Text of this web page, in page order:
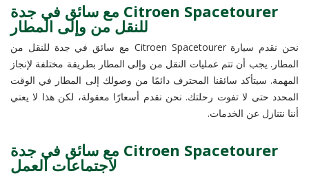
Citroen Spacetourer مع سائق في جدة
للنقل من وإلى المطار
نحن نقدم سيارة Citroen Spacetourer مع سائق في جدة للنقل من
المطار. يجب أن تتم عمليات النقل من وإلى المطار بطريقة مختلفة لإنجاز
المهمة. سيتأكد سائقنا المحترف دائمًا من وصولك إلى المطار في الوقت
المحدد حتى لا تفوت رحلتك. نحن نقدم أسعارًا معقولة، لكن هذا لا يعني
أننا نتنازل عن الخدمات.
Citroen Spacetourer مع سائق في جدة
لاجتماعات العمل